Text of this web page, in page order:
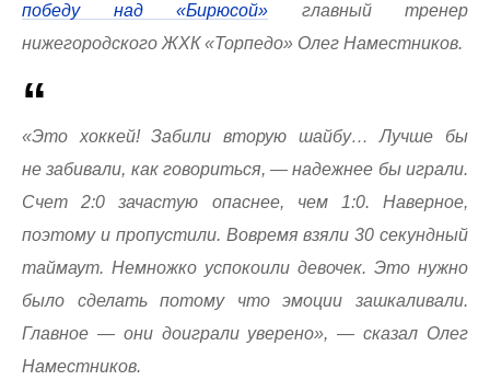
победу над «Бирюсой» главный тренер
нижегородского ЖХК «Торпедо» Олег Наместников.
«Это хоккей! Забили вторую шайбу… Лучше бы
не забивали, как говориться, — надежнее бы играли.
Счет 2:0 зачастую опаснее, чем 1:0. Наверное,
поэтому и пропустили. Вовремя взяли 30 секундный
таймаут. Немножко успокоили девочек. Это нужно
было сделать потому что эмоции зашкаливали.
Главное — они доиграли уверено», — сказал Олег
Наместников.